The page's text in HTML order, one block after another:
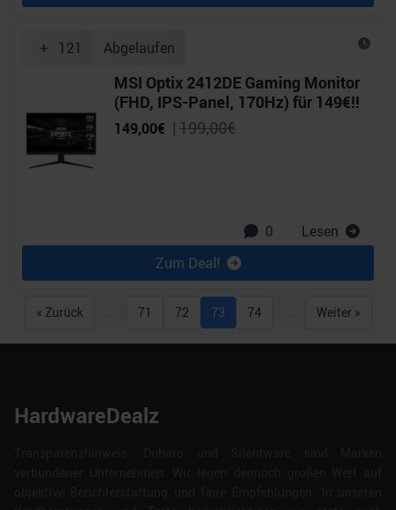
+ 121 Abgelaufen
MSI Optix 2412DE Gaming Monitor
(FHD, IPS-Panel, 170Hz) für 149€!!
149,00€ | 199,00€
0
Lesen
Zum Deal!
« Zurück 71 72 73 74 Weiter »
HardwareDealz